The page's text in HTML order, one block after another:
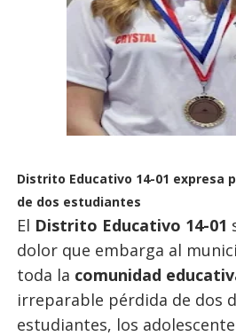
Distrito Educativo 14-01 expresa
de dos estudiantes
El Distrito Educativo 14-01
dolor que embarga al
toda la comunidad
irreparable pérdida de dos
estudiantes, los